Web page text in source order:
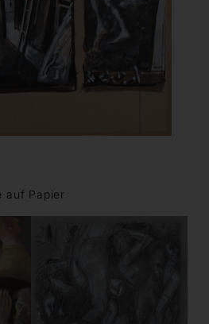
auf Papier